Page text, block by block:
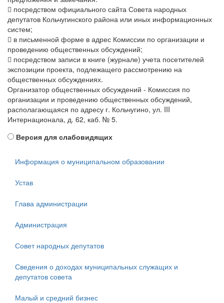
 посредством официального сайта Совета народных
депутатов Кольчугинского района или иных информационных
систем;
 в письменной форме в адрес Комиссии по организации и
проведению общественных обсуждений;
 посредством записи в книге (журнале) учета посетителей
экспозиции проекта, подлежащего рассмотрению на
общественных обсуждениях.
Организатор общественных обсуждений - Комиссия по
организации и проведению общественных обсуждений,
располагающаяся по адресу г. Кольчугино, ул. III
Интернационала, д. 62, каб. № 5.
Версия для слабовидящих
Информация о муниципальном образовании
Устав
Глава администрации
Администрация
Совет народных депутатов
Сведения о доходах муниципальных служащих и
депутатов совета
Малый и средний бизнес